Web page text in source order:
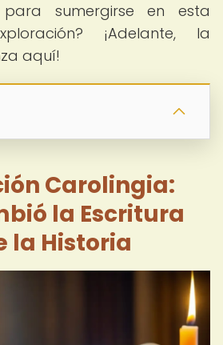
para sumergirse en esta
¡Adelante, la
aquí!
Carolingia:
la Escritura
la Historia